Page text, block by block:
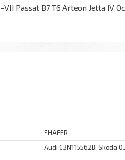
Passat B7 T6 Arteon Jetta IV
SHAFER
Audi 03N115562B; Skoda